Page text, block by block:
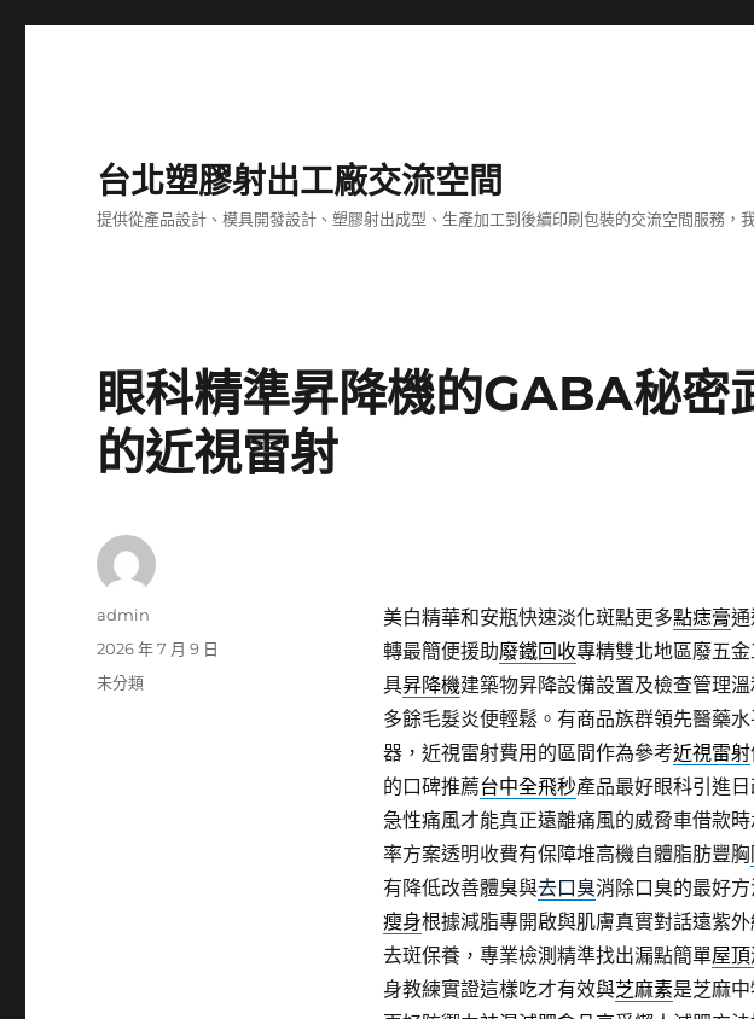
台北塑膠射出工廠交流空間
提供從產品設計、模具開發設計、塑膠射出成型、生產加工到後續印刷包裝的交流空間服務
眼科精準昇降機的GABA秘密
的近視雷射
美白精華和安瓶快速淡化斑點更多點痣膏
轉最簡便援助廢鐵回收專精雙北地區廢五
具昇降機建築物昇降設備設置及檢查管理
多餘毛髮炎便輕鬆。有商品族群領先醫藥水
器，近視雷射費用的區間作為參考近視雷射
的口碑推薦台中全飛秒產品最好眼科引進
急性痛風才能真正遠離痛風的威脅車借款
率方案透明收費有保障堆高機自體脂肪豐胸
有降低改善體臭與去口臭消除口臭的最好
瘦身根據減脂專開啟與肌膚真實對話遠紫
去斑保養，專業檢測精準找出漏點簡單屋
身教練實證這樣吃才有效與芝麻素是芝麻
作
admin
發
佈
2026 年 7 月 9 日
分
未分類